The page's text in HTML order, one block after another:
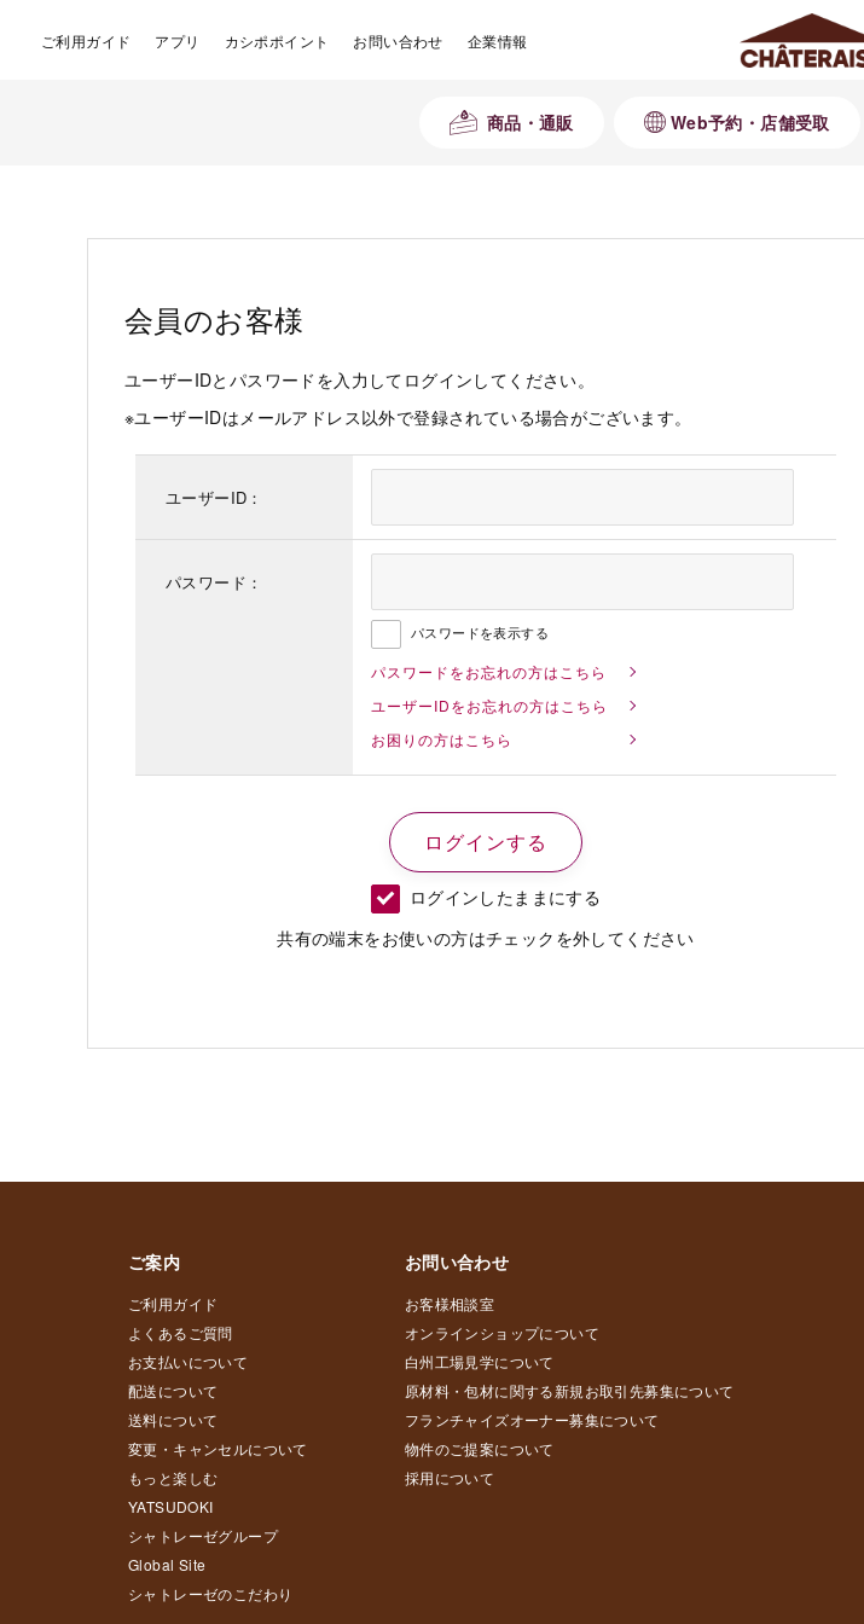
ご利用ガイド アプリ カシポポイント お問い合わせ 企業情報
商品・通販 Web予約・店舗受取
会員のお客様
ユーザーIDとパスワードを入力してログインしてください。
※ユーザーIDはメールアドレス以外で登録されている場合がございます。
ユーザーID：
パスワード：
パスワードを表示する
パスワードをお忘れの方はこちら
ユーザーIDをお忘れの方はこちら
お困りの方はこちら
ログインしたままにする
共有の端末をお使いの方はチェックを外してください
ご案内
ご利用ガイド
よくあるご質問
お支払いについて
配送について
送料について
変更・キャンセルについて
もっと楽しむ
YATSUDOKI
シャトレーゼグループ
Global Site
シャトレーゼのこだわり
お問い合わせ
お客様相談室
オンラインショップについて
白州工場見学について
原材料・包材に関する新規お取引先募集について
フランチャイズオーナー募集について
物件のご提案について
採用について